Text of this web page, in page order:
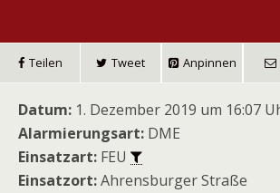
Teilen Tweet Anpinnen
Datum: 1. Dezember 2019 um 16:07
Alarmierungsart: DME
Einsatzart: FEU
Einsatzort:Ahrensburger Straße